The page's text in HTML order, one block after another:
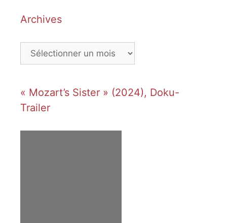
Archives
Archives
« Mozart’s Sister » (2024), Doku-
Trailer